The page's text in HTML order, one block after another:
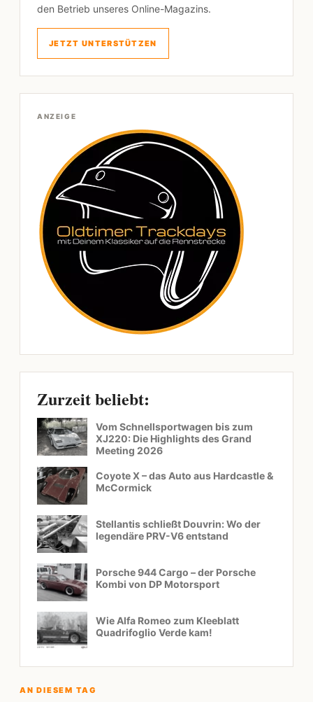
den Betrieb unseres Online-Magazins.
JETZT UNTERSTÜTZEN
ANZEIGE
Zurzeit beliebt:
Vom Schnellsportwagen bis zum
XJ220: Die Highlights des Grand
Meeting 2026
Coyote X – das Auto aus Hardcastle &
McCormick
Stellantis schließt Douvrin: Wo der
legendäre PRV-V6 entstand
Porsche 944 Cargo – der Porsche
Kombi von DP Motorsport
Wie Alfa Romeo zum Kleeblatt
Quadrifoglio Verde kam!
AN DIESEM TAG